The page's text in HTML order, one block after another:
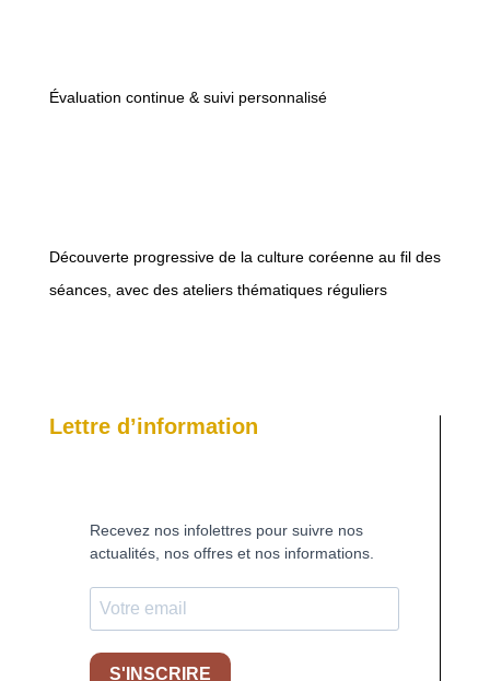
Évaluation continue & suivi personnalisé
Découverte progressive de la culture coréenne au fil des
séances, avec des ateliers thématiques réguliers
Lettre d’information
Recevez nos infolettres pour suivre nos
actualités, nos offres et nos informations.
S'INSCRIRE